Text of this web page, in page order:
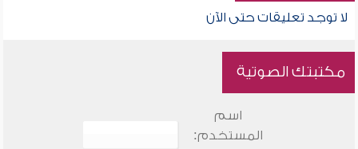
لا توجد تعليقات حتى الآن
مكتبتك الصوتية
اسم
المستخدم: